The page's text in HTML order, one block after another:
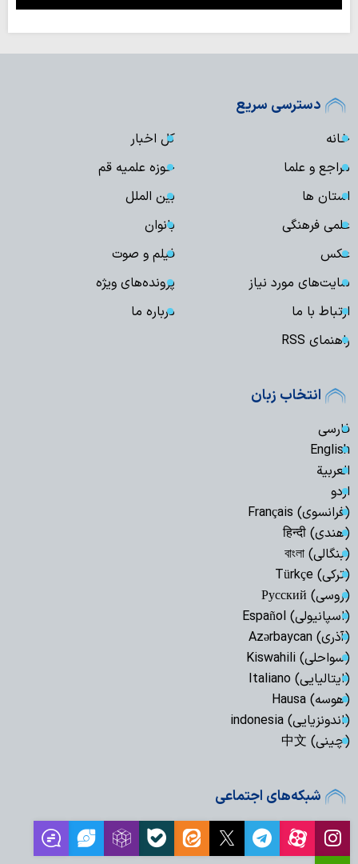
دسترسی سریع
خانه
کل اخبار
مراجع و علما
حوزه علمیه قم
استان ها
بین الملل
علمی فرهنگی
بانوان
عکس
فیلم و صوت
سایت‌های مورد نیاز
پرونده‌های ویژه
ارتباط با ما
درباره ما
راهنمای RSS
انتخاب زبان
فارسی
English
العربیة
اردو
(فرانسوی) Français
(هندی) हिन्दी
(بنگالی) বাংলা
(ترکی) Türkçe
(روسی) Русский
(اسپانیولی) Español
(آذری) Azərbaycan
(سواحلی) Kiswahili
(ایتالیایی) Italiano
(هوسه) Hausa
(اندونزیایی) indonesia
(چینی) 中文
شبکه‌های اجتماعی